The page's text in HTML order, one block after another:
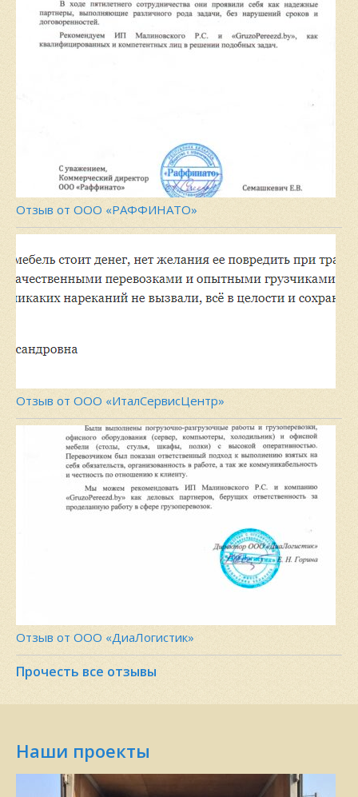
Отзыв от ООО «РАФФИНАТО»
Отзыв от ООО «ИталСервисЦентр»
Отзыв от ООО «ДиаЛогистик»
Прочесть все отзывы
Наши проекты